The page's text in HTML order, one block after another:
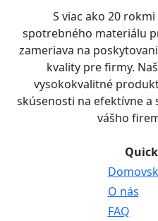
S viac ako 20
spotrebného materiálu
zameriava na
kvality pre firmy.
vysokokvalitné
skúsenosti na efektívne
vášho
O nás
FAQ